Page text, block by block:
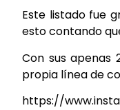
Este listado fue
esto contando
Con sus apenas
propia línea de
https://